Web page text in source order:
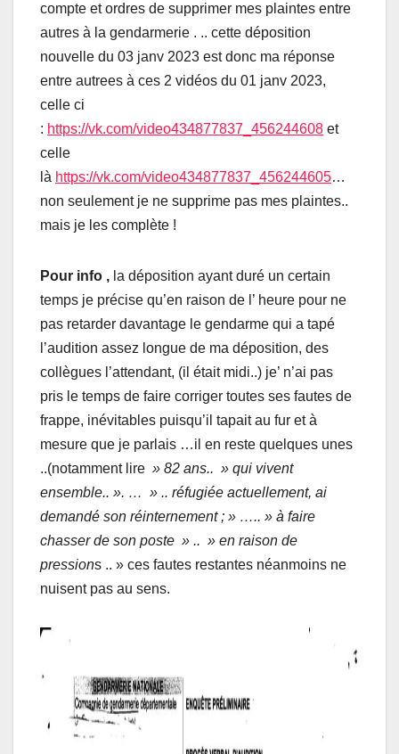
compte et ordres de supprimer mes plaintes entre
autres à la gendarmerie . .. cette déposition
nouvelle du 03 janv 2023 est donc ma réponse
entre autrees à ces 2 vidéos du 01 janv 2023,
celle ci
: https://vk.com/video434877837_456244608 et
celle
là https://vk.com/video434877837_456244605…
non seulement je ne supprime pas mes plaintes..
mais je les complète !
Pour info , la déposition ayant duré un certain
temps je précise qu’en raison de l’ heure pour ne
pas retarder davantage le gendarme qui a tapé
l’audition assez longue de ma déposition, des
collègues l’attendant, (il était midi..) je’ n’ai pas
pris le temps de faire corriger toutes ses fautes de
frappe, inévitables puisqu’il tapait au fur et à
mesure que je parlais …il en reste quelques unes
..(notamment lire » 82 ans.. » qui vivent
ensemble.. ». … » .. réfugiée actuellement, ai
demandé son réinternement ; » ….. » à faire
chasser de son poste » .. » en raison de
pressions .. » ces fautes restantes néanmoins ne
nuisent pas au sens.